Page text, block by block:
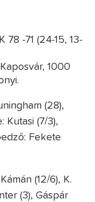
78 -71 (24-15, 13-
1000
(28),
Kutasi (7/3),
Fekete
(12/6), K.
(3), Gáspár